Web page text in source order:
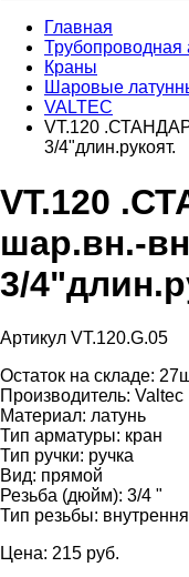
Главная
Трубопроводная
Краны
Шаровые
VALTEC
VT.120
3/4"длин.рукоят.
VT.120
шар.вн.-
3/
Артикул VT.120.G.05
Остаток на складе:
Производитель: Valtec
Материал: латунь
Тип арматуры: кран
Тип ручки: ручка
Вид: прямой
Резьба (дюйм): 3/4 "
Тип резьбы:
Цена: 215 pуб.